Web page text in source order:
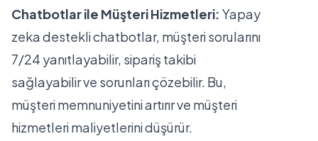
Chatbotlar ile Müşteri Hizmetleri: Yapay
zeka destekli chatbotlar, müşteri sorularını
7/24 yanıtlayabilir, sipariş takibi
sağlayabilir ve sorunları çözebilir. Bu,
müşteri memnuniyetini artırır ve müşteri
hizmetleri maliyetlerini düşürür.